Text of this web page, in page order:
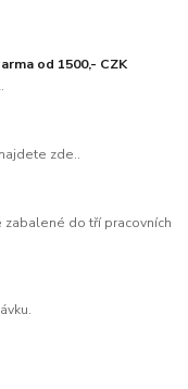
od 1500,- CZK
zde..
do tří pracovních